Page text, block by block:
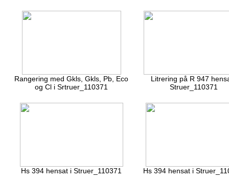
Rangering med Gkls, Gkls, Pb, Eco
og Cl i Srtruer_110371
Litrering på R 947
Struer_110371
Hs 394 hensat i Struer_110371 Hs 394 hensat i